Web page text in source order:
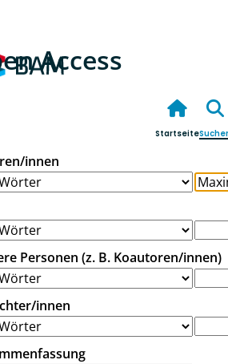
Access
Startseite
innen
Personen (z. B. Koautoren/innen)
innen